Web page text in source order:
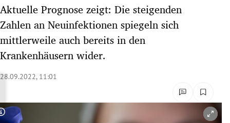
Untermenü
Untermenü
Untermenü
Untermenü
Aktuelle Prognose zeigt: Die steigenden
Zahlen an Neuinfektionen spiegeln sich
mittlerweile auch bereits in den
Krankenhäusern wider.
28.09.2022, 11:01
Copyright-Hinweis öffnen/schließen